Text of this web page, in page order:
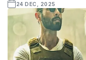
24 DEC, 2025